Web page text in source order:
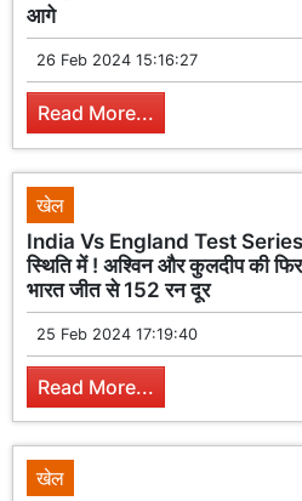
आगे
26 Feb 2024 15:16:27
Read More...
खेल
India Vs England Test Series:
स्थिति में ! अश्विन और कुलदीप की
भारत जीत से 152 रन दूर
25 Feb 2024 17:19:40
Read More...
खेल